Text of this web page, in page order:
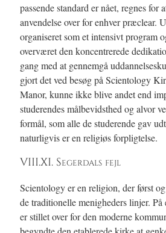
passende standard er nået, regnes
anvendelse over for enhver præclear.
organiseret som et intensivt program
overværet den koncentrerede
gang med at gennemgå
gjort det ved besøg på Scientology
Manor, kunne ikke blive andet end
studerendes målbevidsthed og alvor
formål, som alle de studerende gav
naturligvis er en religiøs forpligtelse.
VIII.XI. Segerdals fejl
Scientology er en religion, der først
de traditionelle menigheders linjer.
er stillet over for den moderne